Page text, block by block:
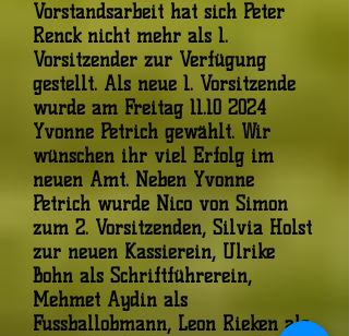
Vorstandsarbeit hat sich Peter
Renck nicht mehr als 1.
Vorsitzender zur Verfügung
gestellt. Als neue 1. Vorsitzende
wurde am Freitag 11.10 2024
Yvonne Petrich gewählt. Wir
wünschen ihr viel Erfolg im
neuen Amt. Neben Yvonne
Petrich wurde Nico von Simon
zum 2. Vorsitzenden, Silvia Holst
zur neuen Kassierein, Ulrike
Bohn als Schriftführerein,
Mehmet Aydin als
Fussballobmann, Leon Rieken als